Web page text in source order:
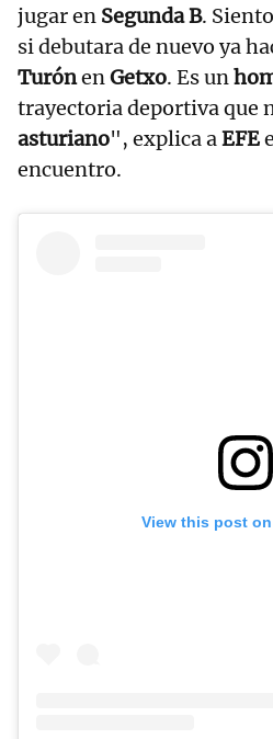
jugar en Segunda B.
si debutara de nuevo ya
TurónenGetxo. Es un
trayectoria deportiva que
asturiano", explica aEFE
encuentro.
View this post